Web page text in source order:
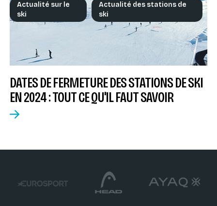
Actualité sur le
ski
Actualité des stations de
ski
DATES DE FERMETURE DES STATIONS DE SKI
EN 2024 : TOUT CE QU'IL FAUT SAVOIR